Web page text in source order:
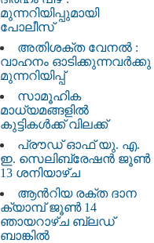
മുന്നറിയിപ്പുമായി
പോലീസ്
അതിശക്ത വേനൽ :
വാഹനം ഓടിക്കുന്നവർക്കു
മുന്നറിയിപ്പ്
സാമൂഹിക
മാധ്യമങ്ങളിൽ
കുട്ടികൾക്ക് വിലക്ക്
പ്രൗഡ് ഓഫ് യു. എ.
ഇ. സെലിബ്രേഷൻ ജൂൺ
13 ശനിയാഴ്ച
ആൻറിയ രക്ത ദാന
ക്യാമ്പ് ജൂൺ 14
ഞായറാഴ്ച ബ്ലഡ്
ബാങ്കിൽ